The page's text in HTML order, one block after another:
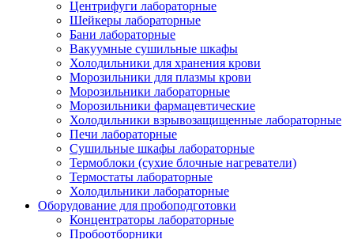
Центрифуги лабораторные
Шейкеры лабораторные
Бани лабораторные
Вакуумные сушильные шкафы
Холодильники для хранения крови
Морозильники для плазмы крови
Морозильники лабораторные
Морозильники фармацевтические
Холодильники взрывозащищенные лабораторные
Печи лабораторные
Сушильные шкафы лабораторные
Термоблоки (сухие блочные нагреватели)
Термостаты лабораторные
Холодильники лабораторные
Оборудование для пробоподготовки
Концентраторы лабораторные
Пробоотборники